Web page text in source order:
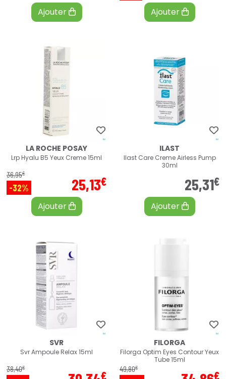
Ajouter Ajouter
LA ROCHE POSAY
Lrp Hyalu B5 Yeux Creme 15ml
36,95€
-32% 25,13€
Ajouter
ILAST
Ilast Care Creme Airless Pump
30ml
25,31€
Ajouter
SVR
Svr Ampoule Relax 15ml
38,40€
€
FILORGA
Filorga Optim Eyes Contour Yeux
Tube 15ml
49,80€
€